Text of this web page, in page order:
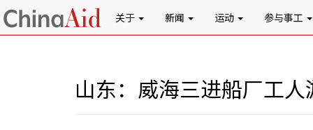
关于 新闻 运动 参与事工
山东：威海三进船厂工